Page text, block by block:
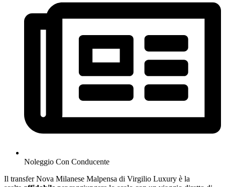
Noleggio Con Conducente
Il transfer Nova Milanese Malpensa di Virgilio Luxury è la